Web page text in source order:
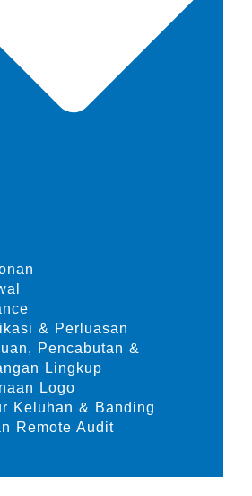
& Perluasan
Pencabutan &
Lingkup
Logo
Keluhan & Banding
Remote Audit